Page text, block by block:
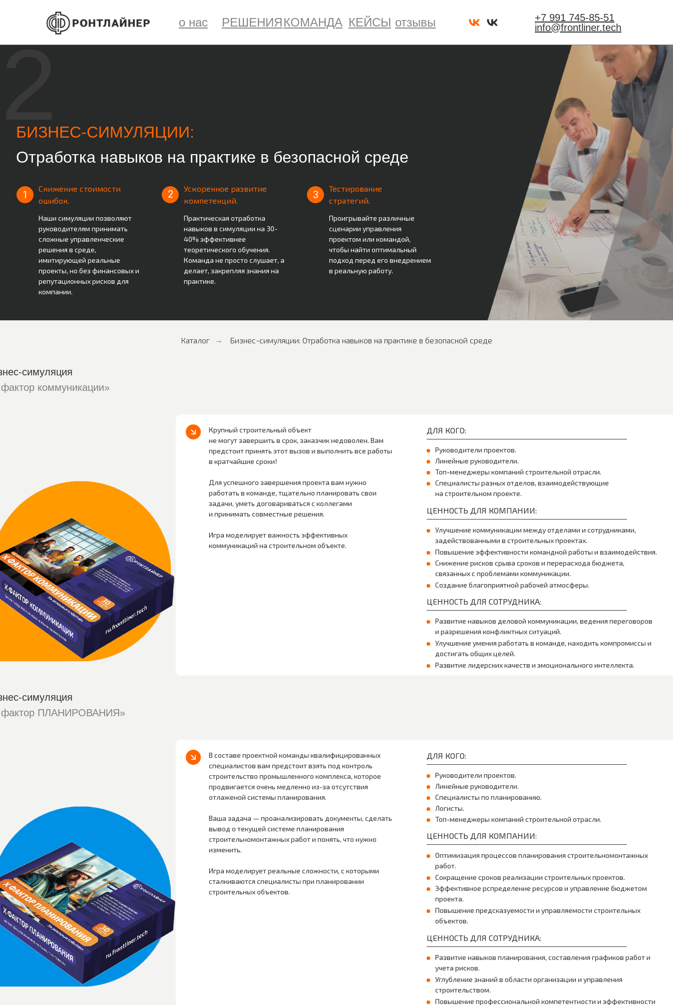
о нас РЕШЕНИЯКОМАНДА КЕЙСЫ отзывы
+7 991 745-85-51
info@frontliner.tech
БИЗНЕС-СИМУЛЯЦИИ:
Отработка навыков на практике в безопасной среде
Снижение стоимости
ошибок.
Наши симуляции позволяют
руководителям принимать
сложные управленческие
решения в среде,
имитирующей реальные
проекты, но без финансовых и
репутационных рисков для
компании.
Ускоренное развитие
компетенций.
Практическая отработка
навыков в симуляции на 30-
40% эффективнее
теоретического обучения.
Команда не просто слушает, а
делает, закрепляя знания на
практике.
Тестирование
стратегий.
Проигрывайте различные
сценарии управления
проектом или командой,
чтобы найти оптимальный
подход перед его внедрением
в реальную работу.
1 2 3
Каталог → Бизнес-симуляции: Отработка навыков на практике в безопасной среде
симуляция
коммуникации»
Крупный строительный объект
не могут завершить в срок, заказчик недоволен. Вам
предстоит принять этот вызов и выполнить все работы
в кратчайшие сроки!
Для успешного завершения проекта вам нужно
работать в команде, тщательно планировать свои
задачи, уметь договариваться с коллегами
и принимать совместные решения.
Игра моделирует важность эффективных
коммуникаций на строительном объекте.
ДЛЯ КОГО:
Руководители проектов.
Линейные руководители.
Топ-менеджеры компаний строительной отрасли.
Специалисты разных отделов, взаимодействующие
на строительном проекте.
ЦЕННОСТЬ ДЛЯ КОМПАНИИ:
Улучшение коммуникации между отделами и сотрудниками,
задействованными в строительных проектах.
ЦЕННОСТЬ ДЛЯ СОТРУДНИКА:
Развитие навыков деловой коммуникации, ведения переговоров
и разрешения конфликтных ситуаций.
Улучшение умения работать в команде, находить компромиссы и
достигать общих целей.
Развитие лидерских качеств и эмоционального интеллекта.
Повышение эффективности командной работы и взаимодействия.
Снижение рисков срыва сроков и перерасхода бюджета,
связанных с проблемами коммуникации.
Создание благоприятной рабочей атмосферы.
симуляция
ПЛАНИРОВАНИЯ»
В составе проектной команды квалифицированных
специалистов вам предстоит взять под контроль
строительство промышленного комплекса, которое
продвигается очень медленно из-за отсутствия
отлаженой системы планирования.
Ваша задача — проанализировать документы, сделать
вывод о текущей системе планирования
строительномонтажных работ и понять, что нужно
изменить.
Игра моделирует реальные сложности, с которыми
сталкиваются специалисты при планировании
строительных объектов.
ДЛЯ КОГО:
Руководители проектов.
Линейные руководители.
Специалисты по планированию.
Логисты.
Топ-менеджеры компаний строительной отрасли.
ЦЕННОСТЬ ДЛЯ КОМПАНИИ:
Оптимизация процессов планирования строительномонтажных
работ.
ЦЕННОСТЬ ДЛЯ СОТРУДНИКА:
Развитие навыков планирования, составления графиков работ и
учета рисков.
Углубление знаний в области организации и управления
строительством.
Повышение профессиональной компетентности и эффективности
Сокращение сроков реализации строительных проектов.
Эффективное рспределение ресурсов и управление бюджетом
проекта.
Повышение предсказуемости и управляемости строительных
объектов.